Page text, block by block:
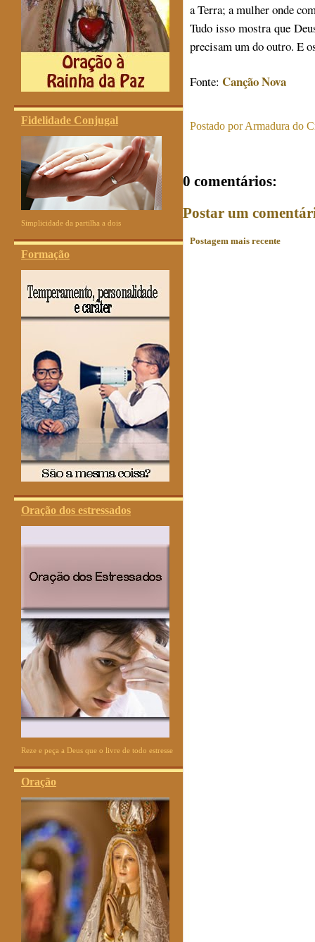
Fidelidade Conjugal
Simplicidade da partilha a dois
Formação
Oração dos estressados
Reze e peça a Deus que o livre de todo estresse
Oração
a Terra; a mulher onde
Tudo isso mostra que
precisam um do outro. E
Fonte: Canção Nova
Postado porArmadura do
0 comentários:
Postar um
Postagem mais recente